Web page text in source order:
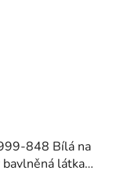
848 Bílá na
bavlněná látka